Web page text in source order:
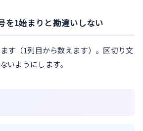
を1始まりと勘違いしない
す（1列目から数えます）。区切り文
いようにします。